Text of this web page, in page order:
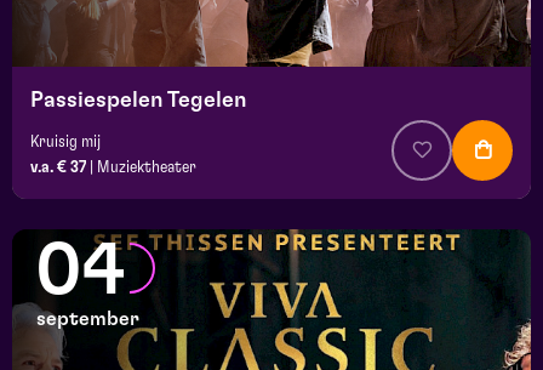
Passiespelen Tegelen
Kruisig mij
v.a. € 37
Muziektheater
04
september